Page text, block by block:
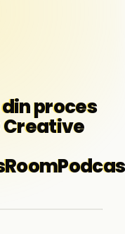
proces
Creative